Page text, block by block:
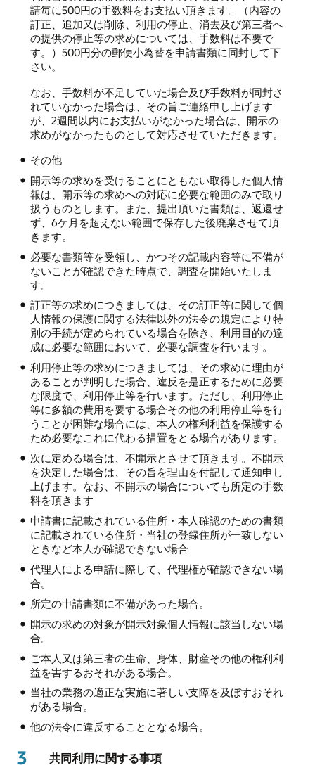
請毎に500円の手数料をお支払い頂きます。（内容の
訂正、追加又は削除、利用の停止、消去及び第三者へ
の提供の停止等の求めについては、手数料は不要で
す。）500円分の郵便小為替を申請書類に同封して下
さい。
なお、手数料が不足していた場合及び手数料が同封さ
れていなかった場合は、その旨ご連絡申し上げます
が、2週間以内にお支払いがなかった場合は、開示の
求めがなかったものとして対応させていただきます。
その他
開示等の求めを受けることにともない取得した個人情
報は、開示等の求めへの対応に必要な範囲のみで取り
扱うものとします。また、提出頂いた書類は、返還せ
ず、6ケ月を超えない範囲で保存した後廃棄させて頂
きます。
必要な書類等を受領し、かつその記載内容等に不備が
ないことが確認できた時点で、調査を開始いたしま
す。
訂正等の求めにつきましては、その訂正等に関して個
人情報の保護に関する法律以外の法令の規定により特
別の手続が定められている場合を除き、利用目的の達
成に必要な範囲において、必要な調査を行います。
利用停止等の求めにつきましては、その求めに理由が
あることが判明した場合、違反を是正するために必要
な限度で、利用停止等を行います。ただし、利用停止
等に多額の費用を要する場合その他の利用停止等を行
うことが困難な場合には、本人の権利利益を保護する
ため必要なこれに代わる措置をとる場合があります。
次に定める場合は、不開示とさせて頂きます。不開示
を決定した場合は、その旨を理由を付記して通知申し
上げます。なお、不開示の場合についても所定の手数
料を頂きます
申請書に記載されている住所・本人確認のための書類
に記載されている住所・当社の登録住所が一致しない
ときなど本人が確認できない場合
代理人による申請に際して、代理権が確認できない場
合。
所定の申請書類に不備があった場合。
開示の求めの対象が開示対象個人情報に該当しない場
合。
ご本人又は第三者の生命、身体、財産その他の権利利
益を害するおそれがある場合。
当社の業務の適正な実施に著しい支障を及ぼすおそれ
がある場合。
他の法令に違反することとなる場合。
3 共同利用に関する事項